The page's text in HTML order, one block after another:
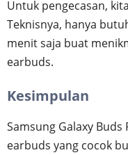
Untuk pengecasan,
Teknisnya, hanya
menit saja buat
earbuds.
Kesimpulan
Samsung Galaxy Buds
earbuds yang cocok